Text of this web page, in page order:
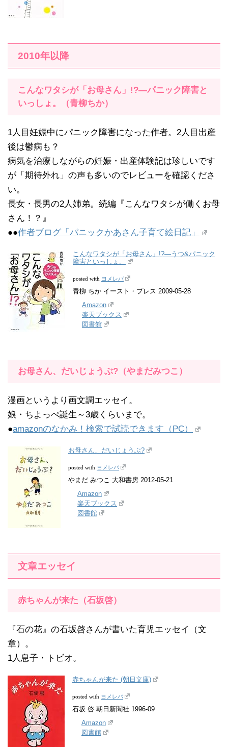
2010年以降
こんなワタシが「お母さん」!?―パニック障害と
いっしょ。（青柳ちか）
1人目妊娠中にパニック障害になった作者。2人目出産
後は鬱病も？
病気を治療しながらの妊娠・出産体験記は珍しいです
が「期待外れ」の声も多いのでレビューを確認くださ
い。
長女・長男の2人姉弟。続編『こんなワタシが働くお母
さん！？』
●●作者ブログ「パニックかあさん子育て絵日記」
こんなワタシが「お母さん」!?―うつ&パニック
障害といっしょ。
posted with ヨメレバ
青柳 ちか イースト・プレス 2009-05-28
Amazon
楽天ブックス
図書館
お母さん、だいじょうぶ?（やまだみつこ）
漫画というより画文調エッセイ。
娘・ちよっぺ誕生～3歳くらいまで。
●amazonのなかみ！検索で試読できます（PC）
お母さん、だいじょうぶ?
posted with ヨメレバ
やまだ みつこ 大和書房 2012-05-21
Amazon
楽天ブックス
図書館
文章エッセイ
赤ちゃんが来た（石坂啓）
『石の花』の石坂啓さんが書いた育児エッセイ（文
章）。
1人息子・トビオ。
赤ちゃんが来た (朝日文庫)
posted with ヨメレバ
石坂 啓 朝日新聞社 1996-09
Amazon
図書館